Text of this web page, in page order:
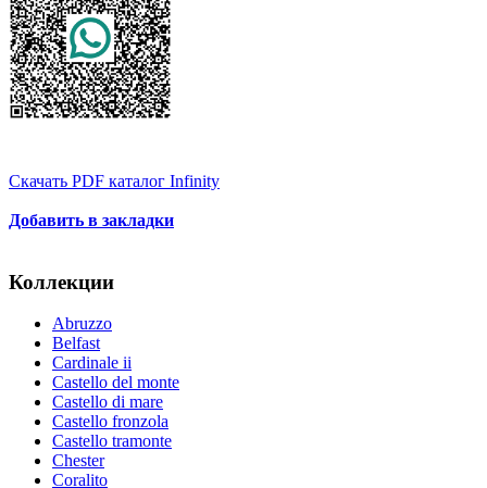
Скачать PDF каталог Infinity
Добавить в закладки
Коллекции
Abruzzo
Belfast
Cardinale ii
Castello del monte
Castello di mare
Castello fronzola
Castello tramonte
Chester
Coralito